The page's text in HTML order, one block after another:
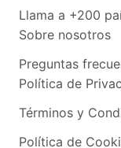
Llama a +200
Sobre nosotros
Preguntas
Política de
Términos y
Política de